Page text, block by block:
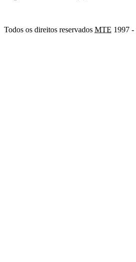
Todos os direitos reservados MTE 1997 -